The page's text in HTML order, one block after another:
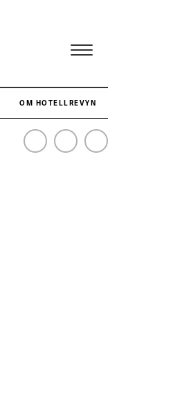
OM HOTELLREVYN
SVENSKT REKORD I SIMPELHET